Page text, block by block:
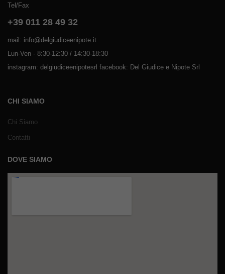
Tel/Fax
+39 011 28 49 32
mail: info@delgiudiceenipote.it
Lun-Ven - 8:30-12:30 / 14:30-18:30
instagram: delgiudiceenipotesrl facebook: Del Giudice e Nipote Srl
CHI SIAMO
Chi Siamo
Contatti
DOVE SIAMO